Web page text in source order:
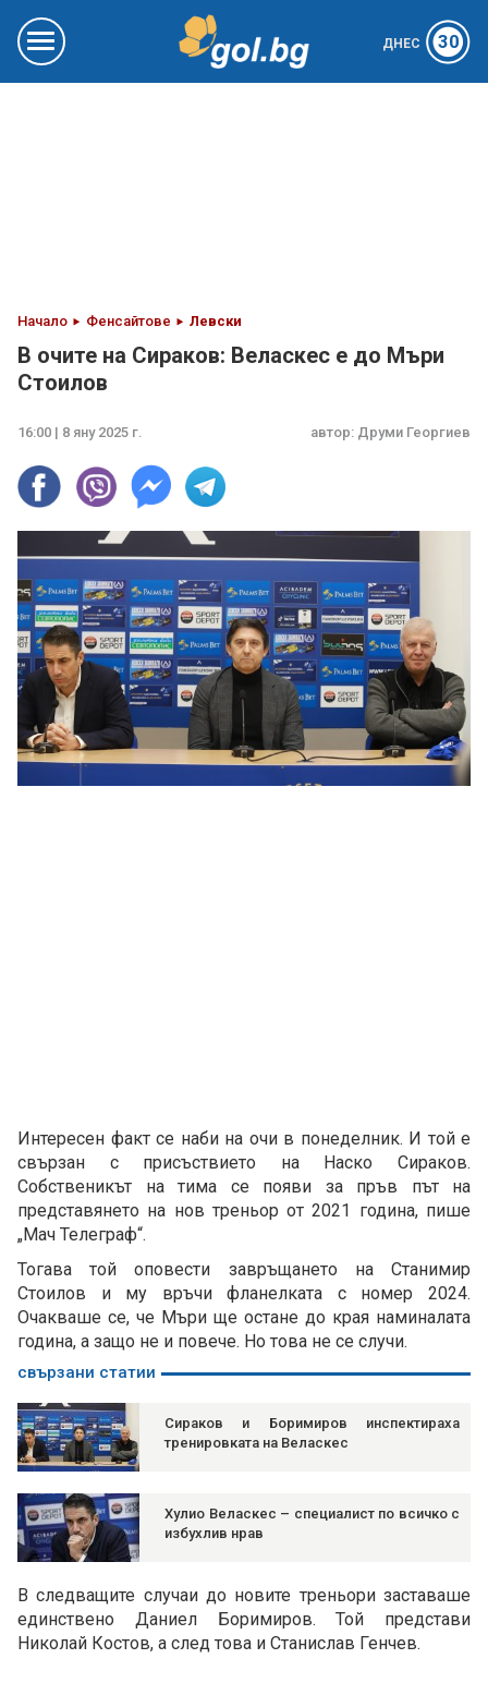
ДНЕС 30
Начало Фенсайтове Левски
В очите на Сираков: Веласкес е до Мъри
Стоилов
16:00 | 8 яну 2025 г. автор: Друми Георгиев
Интересен факт се наби на очи в понеделник. И той е
свързан с присъствието на Наско Сираков.
Собственикът на тима се появи за пръв път на
представянето на нов треньор от 2021 година, пише
„Мач Телеграф“.
Тогава той оповести завръщането на Станимир
Стоилов и му връчи фланелката с номер 2024.
Очакваше се, че Мъри ще остане до края наминалата
година, а защо не и повече. Но това не се случи.
свързани статии
Сираков и Боримиров инспектираха
тренировката на Веласкес
Хулио Веласкес – специалист по всичко с
избухлив нрав
В следващите случаи до новите треньори заставаше
единствено Даниел Боримиров. Той представи
Николай Костов, а след това и Станислав Генчев.